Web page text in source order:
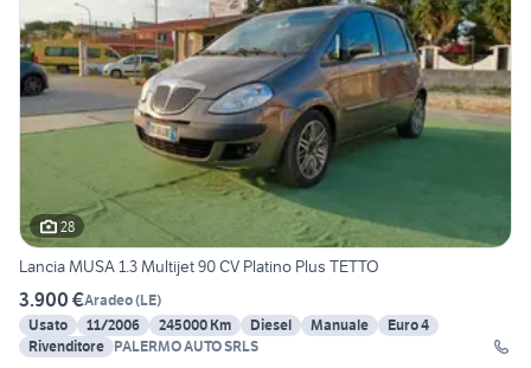
28
Lancia MUSA 1.3 Multijet 90 CV Platino Plus TETTO
3.900 €Aradeo(LE)
Usato
11/2006 245000 Km Diesel Manuale
Euro 4
Rivenditore PALERMO AUTO SRLS